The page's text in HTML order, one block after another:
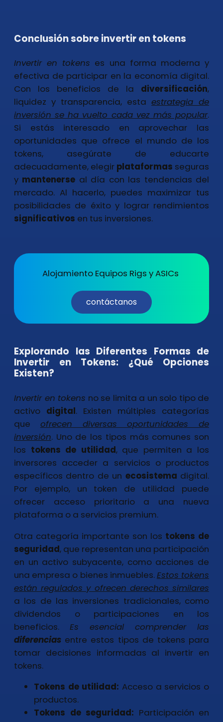
Conclusión sobre invertir en tokens
Invertir en tokens es una forma moderna y
efectiva de participar en la economía digital.
Con los beneficios de la diversificación,
liquidez y transparencia, esta estrategia de
inversión se ha vuelto cada vez más popular.
Si estás interesado en aprovechar las
oportunidades que ofrece el mundo de los
tokens, asegúrate de educarte
adecuadamente, elegir plataformas seguras
y mantenerse al día con las tendencias del
mercado. Al hacerlo, puedes maximizar tus
posibilidades de éxito y lograr rendimientos
significativos en tus inversiones.
Alojamiento Equipos Rigs y ASICs
contáctanos
Explorando las Diferentes Formas de
Invertir en Tokens: ¿Qué Opciones
Existen?
Invertir en tokens no se limita a un solo tipo de
activo digital. Existen múltiples categorías
que ofrecen diversas oportunidades de
inversión. Uno de los tipos más comunes son
los tokens de utilidad, que permiten a los
inversores acceder a servicios o productos
específicos dentro de un ecosistema digital.
Por ejemplo, un token de utilidad puede
ofrecer acceso prioritario a una nueva
plataforma o a servicios premium.
Otra categoría importante son los tokens de
seguridad, que representan una participación
en un activo subyacente, como acciones de
una empresa o bienes inmuebles.Estos tokens
están regulados y ofrecen derechos similares
a los de las inversiones tradicionales, como
dividendos o participaciones en los
beneficios. Es esencial comprender las
diferencias entre estos tipos de tokens para
tomar decisiones informadas al invertir en
tokens.
Tokens de utilidad: Acceso a servicios o
productos.
Tokens de seguridad: Participación en